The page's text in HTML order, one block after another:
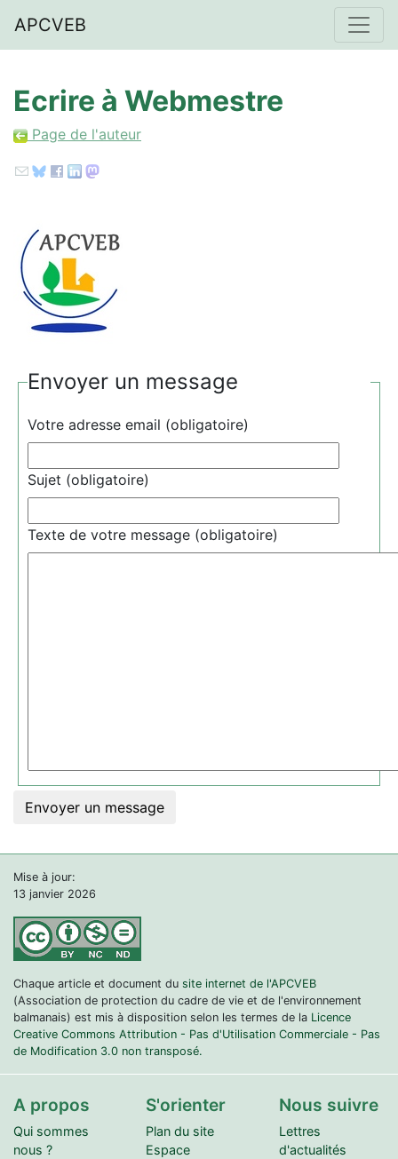
APCVEB
Ecrire à Webmestre
Page de l'auteur
Envoyer un message
Votre adresse email (obligatoire)
Sujet (obligatoire)
Texte de votre message (obligatoire)
Mise à jour:
13 janvier 2026
Chaque article et document du site internet de l'APCVEB
(Association de protection du cadre de vie et de l'environnement
balmanais) est mis à disposition selon les termes de la Licence
Creative Commons Attribution - Pas d'Utilisation Commerciale - Pas
de Modification 3.0 non transposé.
A propos
Qui sommes
nous ?
S'orienter
Plan du site
Espace
Nous suivre
Lettres
d'actualités